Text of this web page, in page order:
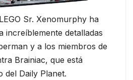
Sr. Xenomurphy ha
increíblemente detalladas
y a los miembros de
Brainiac, que está
del Daily Planet.